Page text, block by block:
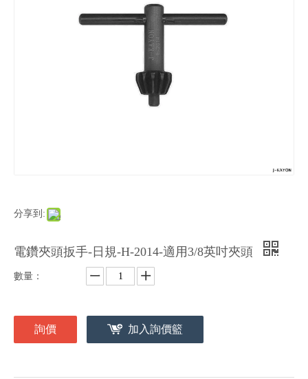
分享到:
電鑽夾頭扳手-日規-H-2014-適用3/8英吋夾頭
數量：
詢價 加入詢價籃